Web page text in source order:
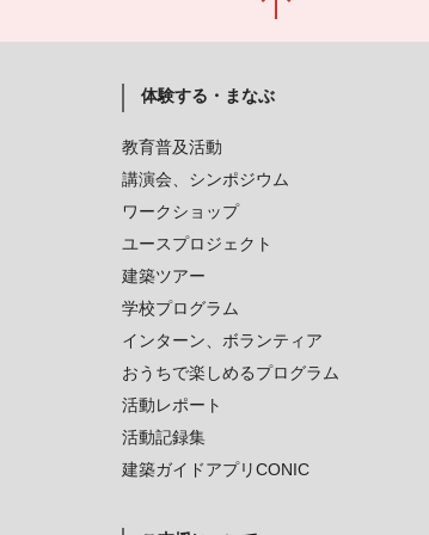
体験する・まなぶ
教育普及活動
講演会、シンポジウム
ワークショップ
ユースプロジェクト
建築ツアー
学校プログラム
インターン、ボランティア
おうちで楽しめるプログラム
活動レポート
活動記録集
建築ガイドアプリCONIC